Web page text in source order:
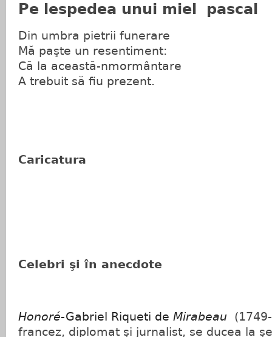
Pe lespedea unui miel pascal
Din umbra pietrii funerare
Mă paşte un resentiment:
Că la această-nmormântare
A trebuit să fiu prezent.
Caricatura
Celebri şi în anecdote
Honoré-Gabriel Riqueti de Mirabeau
francez, diplomat şi jurnalist, se ducea la